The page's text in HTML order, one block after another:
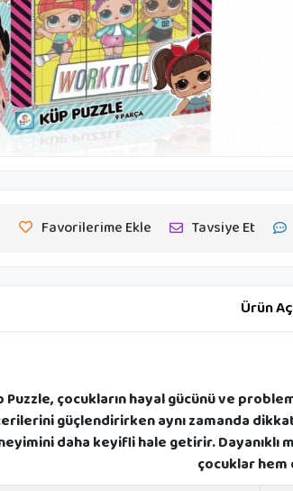
Favorilerime Ekle Tavsiye Et
Ürün
Puzzle, çocukların hayal gücünü ve
güçlendirirken aynı zamanda
daha keyifli hale getirir. Dayanıklı
çocuklar